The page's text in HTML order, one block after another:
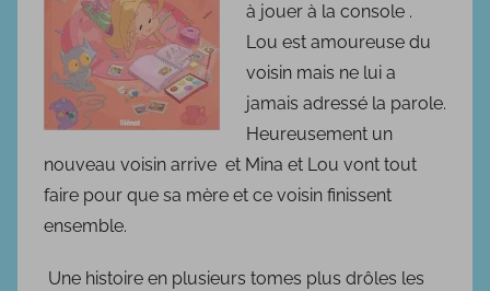
8
o
c
t
o
à jouer à la console .
Lou est amoureuse du
voisin mais ne lui a
jamais adressé la parole.
Heureusement un
nouveau voisin arrive et Mina et Lou vont tout
faire pour que sa mère et ce voisin finissent
ensemble.
Une histoire en plusieurs tomes plus drôles les